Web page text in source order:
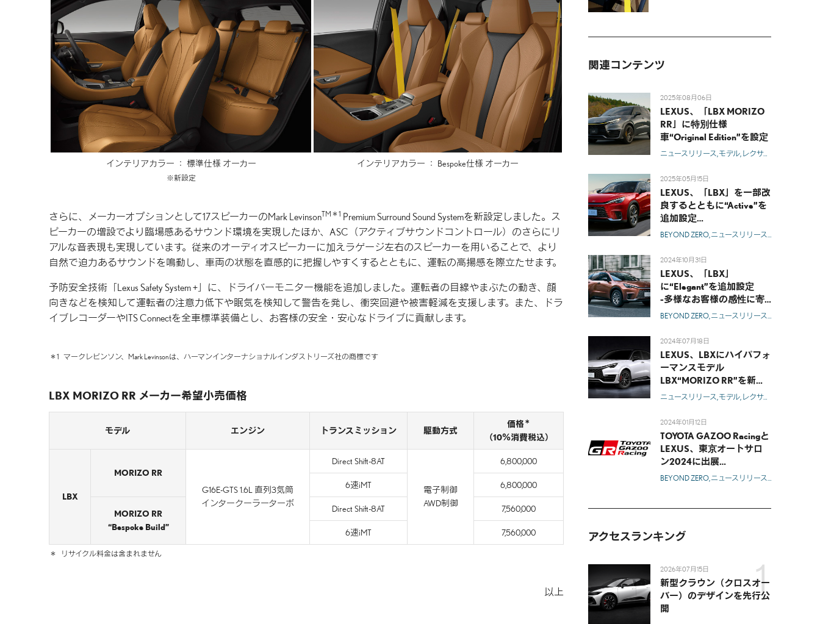
インテリアカラー ： 標準仕様 オーカー
新設定
インテリアカラー ： Bespoke仕様 オーカー
さらに、メーカーオプションとして17スピーカーのMark LevinsonTM＊1 Premium Surround Sound Systemを新設定しました。ス
ピーカーの増設でより臨場感あるサウンド環境を実現したほか、ASC（アクティブサウンドコントロール）のさらにリ
アルな音表現も実現しています。従来のオーディオスピーカーに加えラゲージ左右のスピーカーを用いることで、より
自然で迫力あるサウンドを鳴動し、車両の状態を直感的に把握しやすくするとともに、運転の高揚感を際立たせます。
予防安全技術「Lexus Safety System +」に、ドライバーモニター機能を追加しました。運転者の目線やまぶたの動き、顔
向きなどを検知して運転者の注意力低下や眠気を検知して警告を発し、衝突回避や被害軽減を支援します。また、ドラ
イブレコーダーやITS Connectを全車標準装備とし、お客様の安全・安心なドライブに貢献します。
＊1 マークレビンソン、Mark Levinsonは、ハーマンインターナショナルインダストリーズ社の商標です
LBX MORIZO RR メーカー希望小売価格
モデル エンジン トランスミッション 駆動方式
価格 ＊
（10％消費税込）
LBX
MORIZO RR
G16E-GTS 1.6L 直列3気筒
インタークーラーターボ
Direct Shift-8AT
電子制御
AWD制御
6,800,000
6速iMT 6,800,000
MORIZO RR
“Bespoke Build”
Direct Shift-8AT 7,560,000
6速iMT 7,560,000
＊ リサイクル料金は含まれません
以上
関連コンテンツ
2025年08月06日
LEXUS、「LBX MORIZO
RR」に特別仕様
車“Original Edition”を設定
ニュースリリース モデル レクサス
2025年05月15日
LEXUS、「LBX」を一部改
良するとともに“Active”を
追加設定
-多様なお客様の感性に寄
充-
BEYOND ZERO ニュースリリース
2024年10月31日
LEXUS、「LBX」
に“Elegant”を追加設定
-多様なお客様の感性に寄
り添うラインアップを拡
BEYOND ZERO ニュースリリース
2024年07月18日
LEXUS、LBXにハイパフォ
ーマンスモデル
LBX“MORIZO RR”を新規
設定
ニュースリリース モデル レクサス
2024年01月12日
TOYOTA GAZOO Racingと
LEXUS、東京オートサロ
ン2024に出展
-「MORIZO Garage」をメ
BEYOND ZERO ニュースリリース
アクセスランキング
2026年07月15日
新型クラウン（クロスオー
バー）のデザインを先行公
開